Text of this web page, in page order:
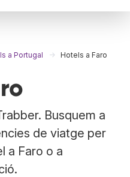
a Portugal Hotels a Faro
Busquem a
de viatge per
a Faro o a